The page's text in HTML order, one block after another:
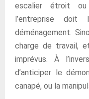
escalier étroit ou
l’entreprise
déménagement.
charge de travail,
imprévus. À
d’anticiper le
canapé, ou la